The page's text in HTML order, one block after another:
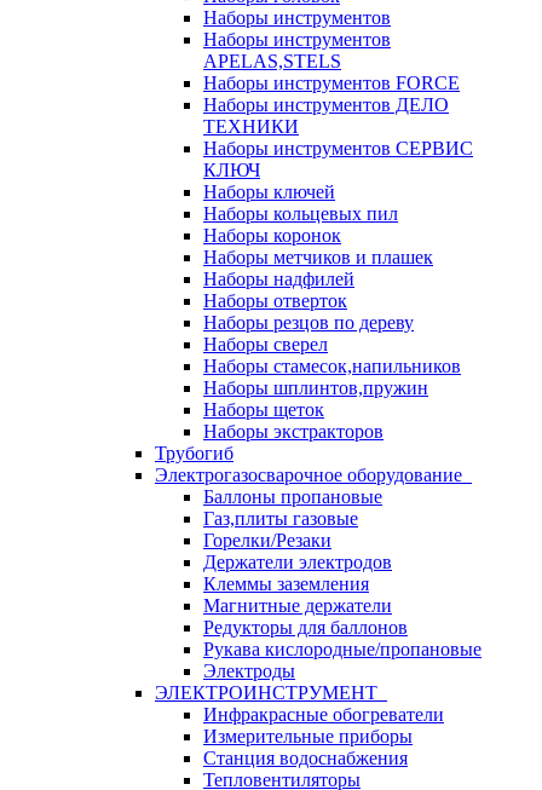
Наборы инструментов
Наборы инструментов
APELAS,STELS
Наборы инструментов FORCE
Наборы инструментов ДЕЛО
ТЕХНИКИ
Наборы инструментов СЕРВИС
КЛЮЧ
Наборы ключей
Наборы кольцевых пил
Наборы коронок
Наборы метчиков и плашек
Наборы надфилей
Наборы отверток
Наборы резцов по дереву
Наборы сверел
Наборы стамесок,напильников
Наборы шплинтов,пружин
Наборы щеток
Наборы экстракторов
Трубогиб
Электрогазосварочное оборудование
Баллоны пропановые
Газ,плиты газовые
Горелки/Резаки
Держатели электродов
Клеммы заземления
Магнитные держатели
Редукторы для баллонов
Рукава кислородные/пропановые
Электроды
ЭЛЕКТРОИНСТРУМЕНТ
Инфракрасные обогреватели
Измерительные приборы
Станция водоснабжения
Тепловентиляторы